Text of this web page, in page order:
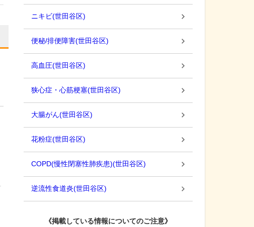
ニキビ(世田谷区)
便秘/排便障害(世田谷区)
高血圧(世田谷区)
狭心症・心筋梗塞(世田谷区)
大腸がん(世田谷区)
花粉症(世田谷区)
COPD(慢性閉塞性肺疾患)(世田谷区)
逆流性食道炎(世田谷区)
《掲載している情報についてのご注意》